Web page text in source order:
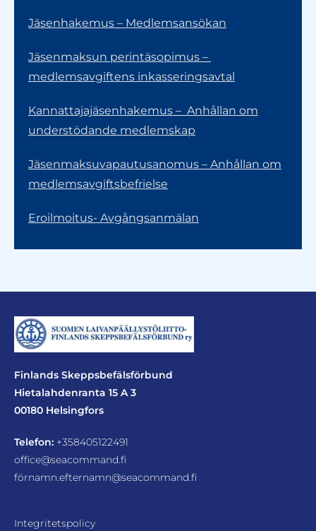
Jäsenhakemus – Medlemsansökan
Jäsenmaksun perintäsopimus –
medlemsavgiftens inkasseringsavtal
Kannattajajäsenhakemus – Anhållan om
understödande medlemskap
Jäsenmaksuvapautusanomus – Anhållan om
medlemsavgiftsbefrielse
Eroilmoitus- Avgångsanmälan
Finlands Skeppsbefälsförbund
Hietalahdenranta 15 A 3
00180 Helsingfors
Telefon: +358405122491
office@seacommand.fi
förnamn.efternamn@seacommand.fi
Integritetspolicy